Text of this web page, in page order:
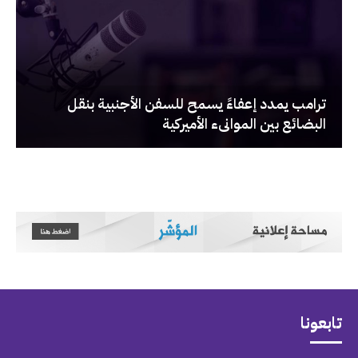
‏ترامب يمدد إعفاءً يسمح للسفن الأجنبية بنقل
البضائع بين الموانىء الأميركية
تابعونا